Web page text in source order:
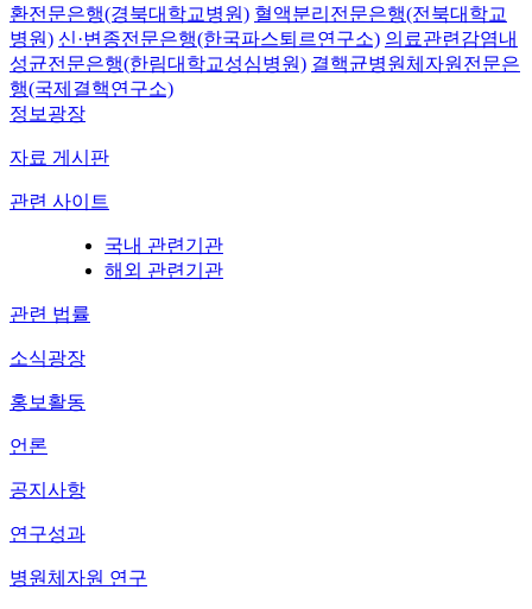
환전문은행(경북대학교병원) 혈액분리전문은행(전북대학교
병원) 신·변종전문은행(한국파스퇴르연구소) 의료관련감염내
성균전문은행(한림대학교성심병원) 결핵균병원체자원전문은
행(국제결핵연구소)
정보광장
자료 게시판
관련 사이트
국내 관련기관
해외 관련기관
관련 법률
소식광장
홍보활동
언론
공지사항
연구성과
병원체자원 연구